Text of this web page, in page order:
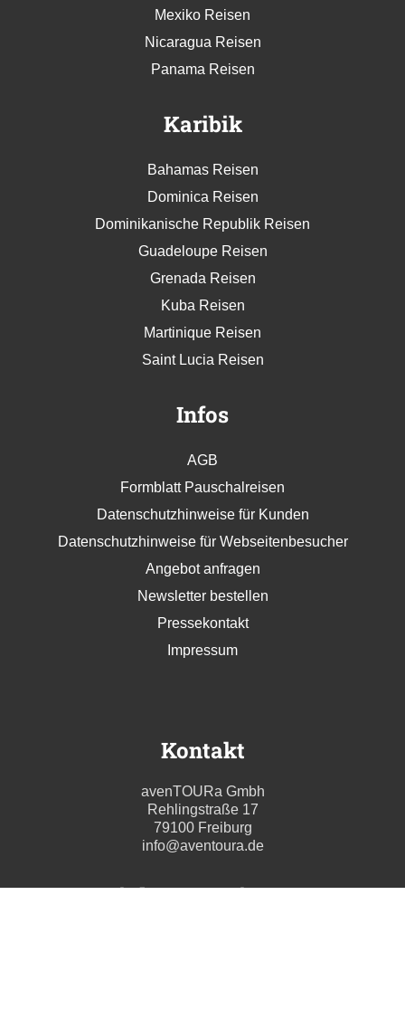
Mexiko Reisen
Nicaragua Reisen
Panama Reisen
Karibik
Bahamas Reisen
Dominica Reisen
Dominikanische Republik Reisen
Guadeloupe Reisen
Grenada Reisen
Kuba Reisen
Martinique Reisen
Saint Lucia Reisen
Infos
AGB
Formblatt Pauschalreisen
Datenschutzhinweise für Kunden
Datenschutzhinweise für Webseitenbesucher
Angebot anfragen
Newsletter bestellen
Pressekontakt
Impressum
Kontakt
avenTOURa Gmbh
Rehlingstraße 17
79100 Freiburg
info@aventoura.de
Wir beraten Sie gern